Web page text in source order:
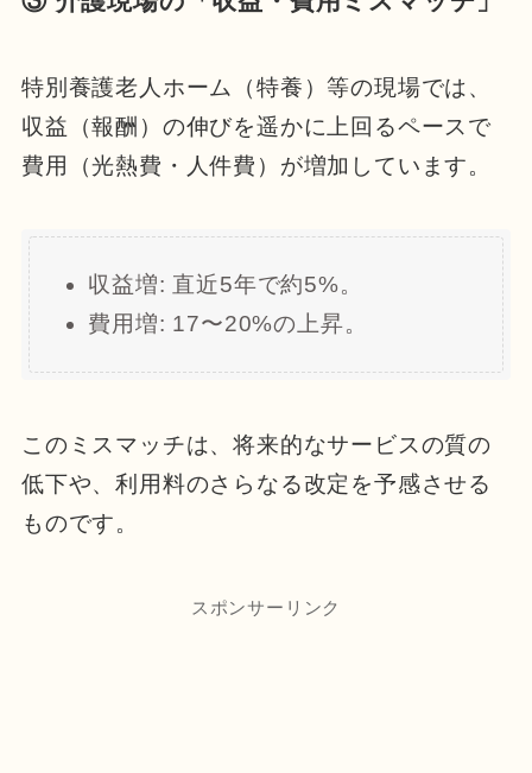
特別養護老人ホーム（特養）等の現場では、
収益（報酬）の伸びを遥かに上回るペースで
費用（光熱費・人件費）が増加しています。
収益増: 直近5年で約5%。
費用増: 17〜20%の上昇。
このミスマッチは、将来的なサービスの質の
低下や、利用料のさらなる改定を予感させる
ものです。
スポンサーリンク